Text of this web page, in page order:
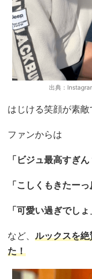
出典：
はじける笑顔が素敵
ファンからは
「ビジュ最高すぎん
「こしくもきたー
「可愛い過ぎでしょ
など、 ルックスを
た！